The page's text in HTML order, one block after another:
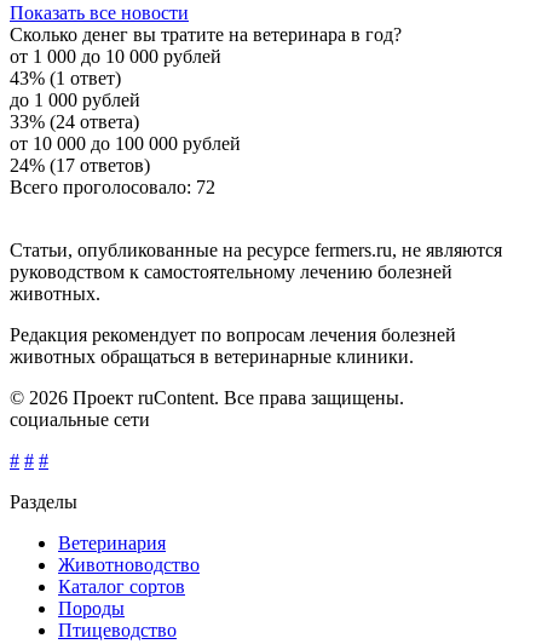
Показать все новости
Сколько денег вы тратите на ветеринара в год?
от 1 000 до 10 000 рублей
43% (1 ответ)
до 1 000 рублей
33% (24 ответа)
от 10 000 до 100 000 рублей
24% (17 ответов)
Всего проголосовало: 72
Статьи, опубликованные на ресурсе fermers.ru, не являются
руководством к самостоятельному лечению болезней
животных.
Редакция рекомендует по вопросам лечения болезней
животных обращаться в ветеринарные клиники.
© 2026 Проект ruContent. Все права защищены.
социальные сети
# # #
Разделы
Ветеринария
Животноводство
Каталог сортов
Породы
Птицеводство